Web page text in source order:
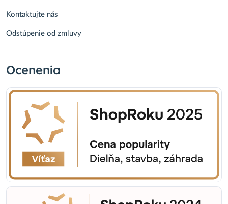
Kontaktujte nás
Odstúpenie od zmluvy
Ocenenia